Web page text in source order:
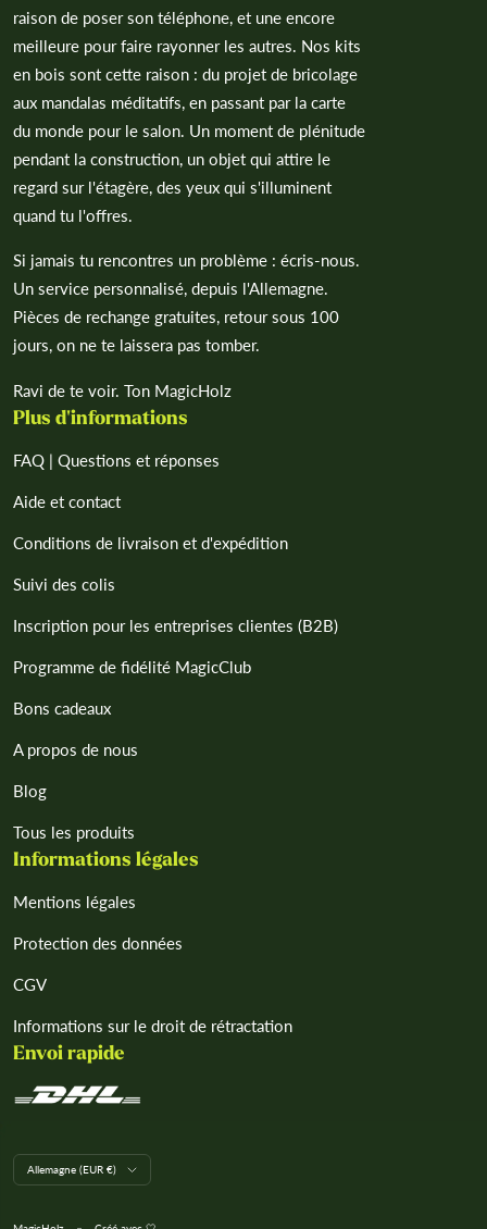
raison de poser son téléphone, et une encore
meilleure pour faire rayonner les autres. Nos kits
en bois sont cette raison : du projet de bricolage
aux mandalas méditatifs, en passant par la carte
du monde pour le salon. Un moment de plénitude
pendant la construction, un objet qui attire le
regard sur l'étagère, des yeux qui s'illuminent
quand tu l'offres.
Si jamais tu rencontres un problème : écris-nous.
Un service personnalisé, depuis l'Allemagne.
Pièces de rechange gratuites, retour sous 100
jours, on ne te laissera pas tomber.
Ravi de te voir. Ton MagicHolz
Plus d'informations
FAQ | Questions et réponses
Aide et contact
Conditions de livraison et d'expédition
Suivi des colis
Inscription pour les entreprises clientes (B2B)
Programme de fidélité MagicClub
Bons cadeaux
A propos de nous
Blog
Tous les produits
Informations légales
Mentions légales
Protection des données
CGV
Informations sur le droit de rétractation
Envoi rapide
L
a
Allemagne (EUR €)